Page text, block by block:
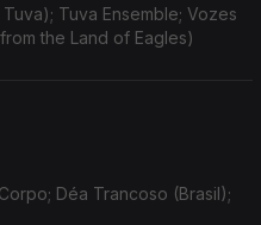
Tuva Ensemble; Vozes
the Land of Eagles)
Déa Trancoso (Brasil);